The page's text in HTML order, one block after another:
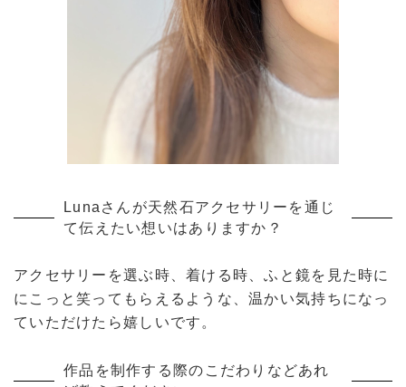
Lunaさんが天然石アクセサリーを通じ
て伝えたい想いはありますか？
アクセサリーを選ぶ時、着ける時、ふと鏡を見た時に
にこっと笑ってもらえるような、温かい気持ちになっ
ていただけたら嬉しいです。
作品を制作する際のこだわりなどあれ